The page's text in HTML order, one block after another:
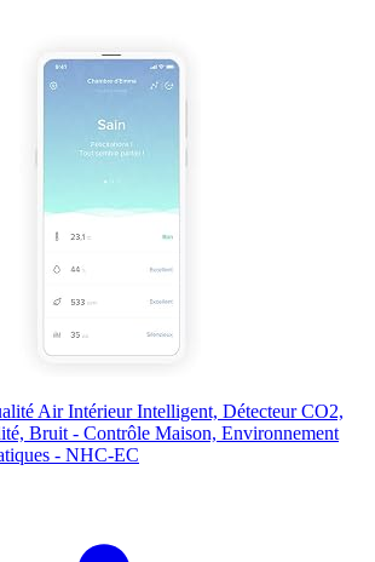
Air Intérieur Intelligent, Détecteur CO2,
Bruit - Contrôle Maison, Environnement
- NHC-EC